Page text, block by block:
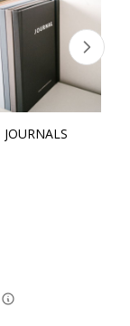
JOURNALS